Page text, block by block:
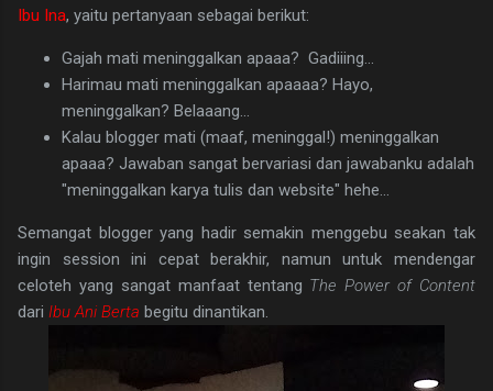
Ibu Ina, yaitu pertanyaan sebagai berikut:
Gajah mati meninggalkan apaaa? Gadiiing...
Harimau mati meninggalkan apaaaa? Hayo,
meninggalkan? Belaaang...
Kalau blogger mati (maaf, meninggal!) meninggalkan
apaaa? Jawaban sangat bervariasi dan jawabanku adalah
"meninggalkan karya tulis dan website" hehe...
Semangat blogger yang hadir semakin menggebu seakan tak
ingin session ini cepat berakhir, namun untuk mendengar
celoteh yang sangat manfaat tentang The Power of Content
dari Ibu Ani Berta begitu dinantikan.